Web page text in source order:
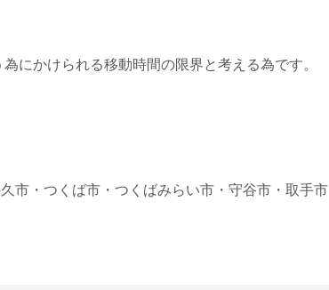
にかけられる移動時間の限界と考える為です。
久市 ・つくば市 ・つくばみらい市 ・守谷市 ・取手市